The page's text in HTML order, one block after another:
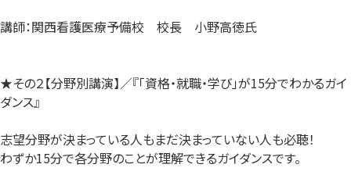
講師：関西看護医療予備校 校長 小野高徳氏
★その２【分野別講演】／『「資格・就職・学び」が15分でわかるガイ
ダンス』
志望分野が決まっている人もまだ決まっていない人も必聴！
わずか15分で各分野のことが理解できるガイダンスです。